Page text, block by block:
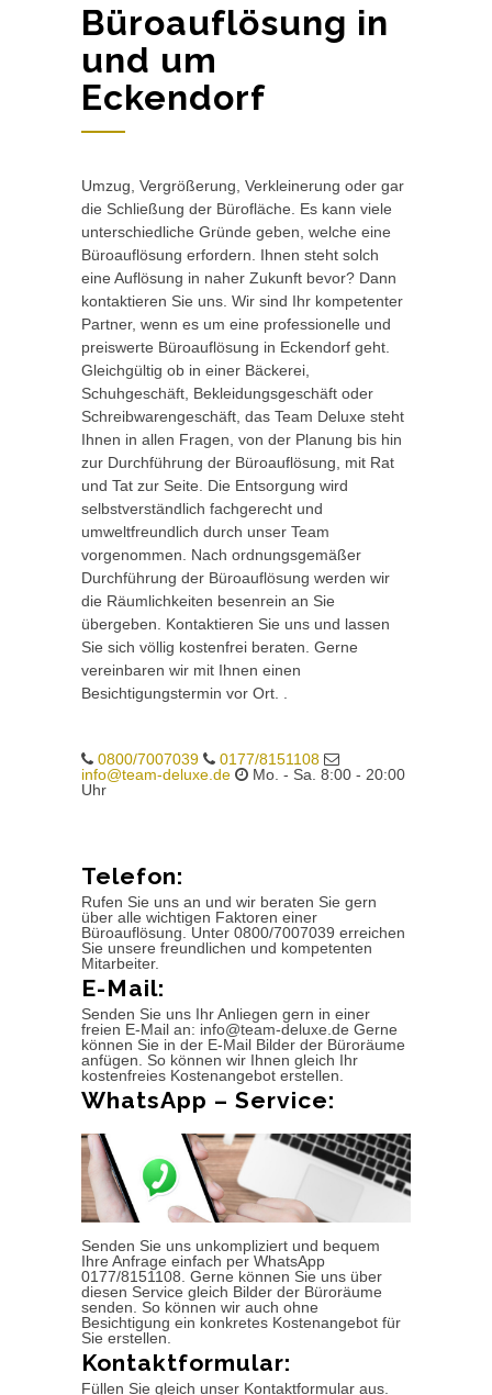
Büroauflösung in
und um
Eckendorf
Umzug, Vergrößerung, Verkleinerung oder gar
die Schließung der Bürofläche. Es kann viele
unterschiedliche Gründe geben, welche eine
Büroauflösung erfordern. Ihnen steht solch
eine Auflösung in naher Zukunft bevor? Dann
kontaktieren Sie uns. Wir sind Ihr kompetenter
Partner, wenn es um eine professionelle und
preiswerte Büroauflösung in Eckendorf geht.
Gleichgültig ob in einer Bäckerei,
Schuhgeschäft, Bekleidungsgeschäft oder
Schreibwarengeschäft, das Team Deluxe steht
Ihnen in allen Fragen, von der Planung bis hin
zur Durchführung der Büroauflösung, mit Rat
und Tat zur Seite. Die Entsorgung wird
selbstverständlich fachgerecht und
umweltfreundlich durch unser Team
vorgenommen. Nach ordnungsgemäßer
Durchführung der Büroauflösung werden wir
die Räumlichkeiten besenrein an Sie
übergeben. Kontaktieren Sie uns und lassen
Sie sich völlig kostenfrei beraten. Gerne
vereinbaren wir mit Ihnen einen
Besichtigungstermin vor Ort. .
0800/7007039
0177/8151108
info@team-deluxe.de
Mo. - Sa. 8:00 - 20:00
Uhr
Telefon:
Rufen Sie uns an und wir beraten Sie gern
über alle wichtigen Faktoren einer
Büroauflösung. Unter 0800/7007039 erreichen
Sie unsere freundlichen und kompetenten
Mitarbeiter.
E-Mail:
Senden Sie uns Ihr Anliegen gern in einer
freien E-Mail an: info@team-deluxe.de Gerne
können Sie in der E-Mail Bilder der Büroräume
anfügen. So können wir Ihnen gleich Ihr
kostenfreies Kostenangebot erstellen.
WhatsApp – Service:
Senden Sie uns unkompliziert und bequem
Ihre Anfrage einfach per WhatsApp
0177/8151108. Gerne können Sie uns über
diesen Service gleich Bilder der Büroräume
senden. So können wir auch ohne
Besichtigung ein konkretes Kostenangebot für
Sie erstellen.
Kontaktformular:
Füllen Sie gleich unser Kontaktformular aus.